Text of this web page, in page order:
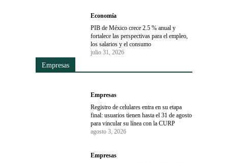
Economía
PIB de México crece 2.5 % anual y
fortalece las perspectivas para el empleo,
los salarios y el consumo
julio 31, 2026
Empresas
Empresas
Registro de celulares entra en su etapa
final: usuarios tienen hasta el 31 de agosto
para vincular su línea con la CURP
agosto 3, 2026
Empresas